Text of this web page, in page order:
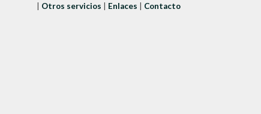
Otros servicios Enlaces Contacto